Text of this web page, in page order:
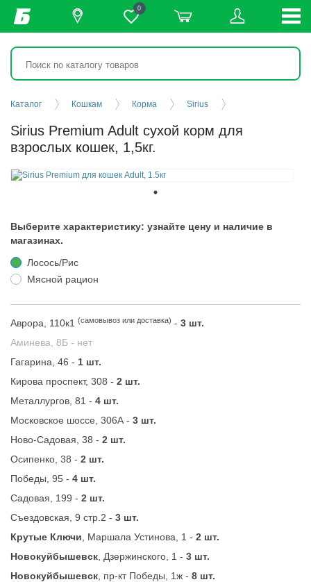
0
Каталог Кошкам Корма Sirius
Sirius Premium Adult сухой корм для
взрослых кошек, 1,5кг.
Выберите характеристику: узнайте цену и наличие в
магазинах.
Лосось/Рис
Мясной рацион
Аврора, 110к1 (самовывоз или доставка) - 3 шт.
Аминева, 8Б - нет
Гагарина, 46 - 1 шт.
Кирова проспект, 308 - 2 шт.
Металлургов, 81 - 4 шт.
Московское шоссе, 306А - 3 шт.
Ново-Садовая, 38 - 2 шт.
Осипенко, 38 - 2 шт.
Победы, 95 - 4 шт.
Садовая, 199 - 2 шт.
Съездовская, 9 стр.2 - 3 шт.
Крутые Ключи , Маршала Устинова, 1 - 2 шт.
Новокуйбышевск , Дзержинского, 1 - 3 шт.
Новокуйбышевск , пр-кт Победы, 1ж - 8 шт.